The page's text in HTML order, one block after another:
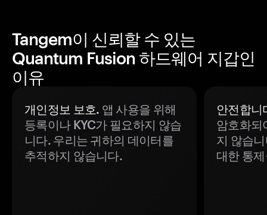
Tangem이 신뢰할 수 있는
Quantum Fusion 하드웨어 지갑인
이유
개인정보 보호. 앱 사용을 위해
등록이나 KYC가 필요하지 않습
니다. 우리는 귀하의 데이터를
추적하지 않습니다.
안전합니
암호화되
지 않습
대한 통